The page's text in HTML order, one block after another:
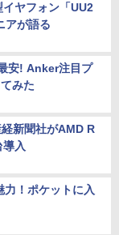
ヤフォン「UU2
アが語る
安! Anker注目プ
みた
新聞社がAMD R
入
力！ポケットに入